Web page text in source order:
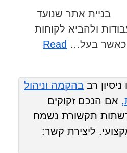
בניית אתר שנועד
ולהביא לקוחות
כאשר בעל… Read
רב בהקמה וניהול
אם הנכם זקוקים
תקשורת נשמח
ליצירת קשר: